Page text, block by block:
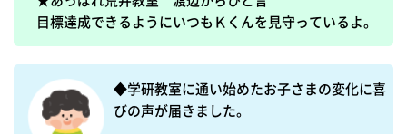
目標達成できるようにいつもＫくんを見守っているよ。
◆学研教室に通い始めたお子さまの変化に喜
びの声が届きました。